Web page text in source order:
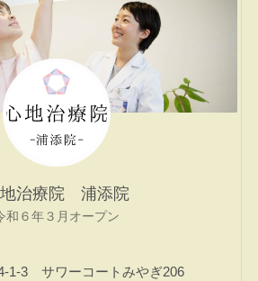
治療院 浦添院
和６年３月オープン
1-3 サワーコートみやぎ206